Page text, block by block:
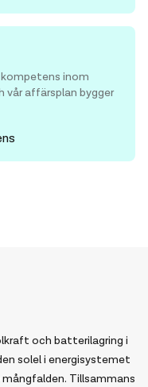
kompetens inom
affärsplan bygger
och batterilagring i
solel i energisystemet
Tillsammans